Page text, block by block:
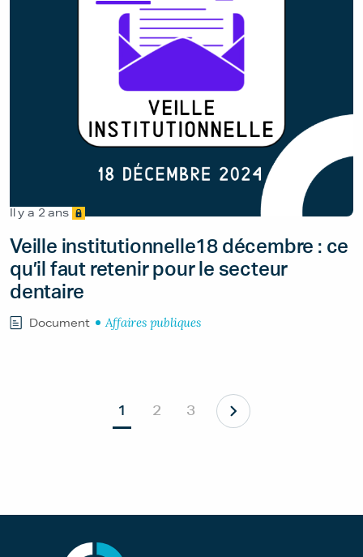
Il y a 2 ans
Veille institutionnelle18 décembre : ce
qu’il faut retenir pour le secteur
dentaire
Document Affaires publiques
1 2 3